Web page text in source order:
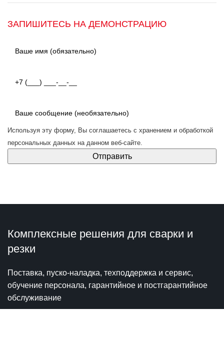
ЗАПИШИТЕСЬ НА ДЕМОНСТРАЦИЮ
Используя эту форму, Вы соглашаетесь с хранением и обработкой
персональных данных на данном веб-сайте.
Комплексные решения для сварки и
резки
Поставка, пуско-наладка, техподдержка и сервис,
обучение персонала, гарантийное и постгарантийное
обслуживание